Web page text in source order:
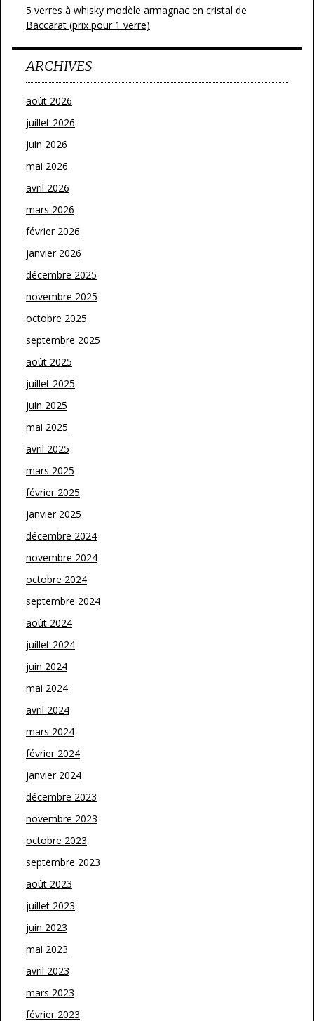
5 verres à whisky modèle armagnac en cristal de
Baccarat (prix pour 1 verre)
ARCHIVES
août 2026
juillet 2026
juin 2026
mai 2026
avril 2026
mars 2026
février 2026
janvier 2026
décembre 2025
novembre 2025
octobre 2025
septembre 2025
août 2025
juillet 2025
juin 2025
mai 2025
avril 2025
mars 2025
février 2025
janvier 2025
décembre 2024
novembre 2024
octobre 2024
septembre 2024
août 2024
juillet 2024
juin 2024
mai 2024
avril 2024
mars 2024
février 2024
janvier 2024
décembre 2023
novembre 2023
octobre 2023
septembre 2023
août 2023
juillet 2023
juin 2023
mai 2023
avril 2023
mars 2023
février 2023